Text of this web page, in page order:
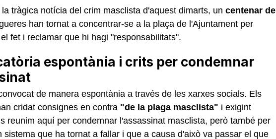
tràgica notícia del crim masclista d'aquest dimarts, un centenar de
han tornat a concentrar-se a la plaça de l'Ajuntament per
fet i reclamar que hi hagi "responsabilitats".
espontània i crits per condemnar
de manera espontània a través de les xarxes socials. Els
cridat consignes en contra "de la plaga masclista" i exigint
reunim aquí per condemnar l'assassinat masclista, però també per
sistema que ha tornat a fallar i que a causa d'això va passar el que